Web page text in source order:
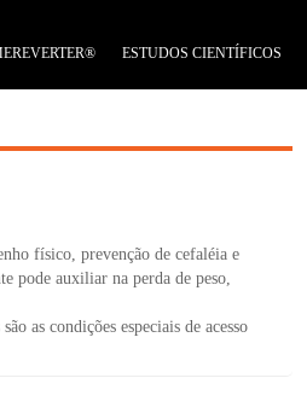
ESTUDOS CIENTÍFICOS
físico, prevenção de cefaléia e
pode auxiliar na perda de peso,
as condições especiais de acesso